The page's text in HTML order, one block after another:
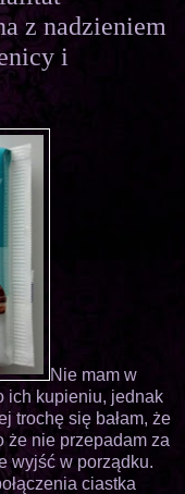
z nadzieniem
i
Nie mam w
ich kupieniu, jednak
trochę się bałam, że
że nie przepadam za
wyjść w porządku.
ciastka